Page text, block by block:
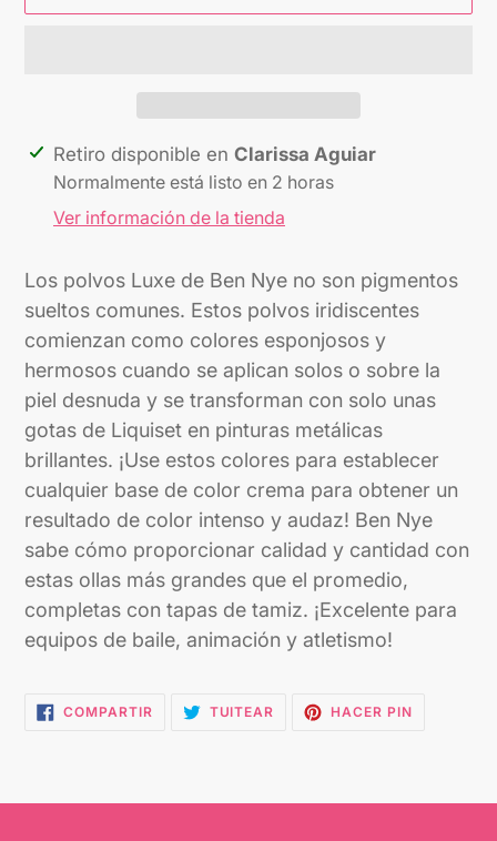
Agregando
producto
carrito
Retiro disponible en Clarissa Aguiar
Normalmente está listo en 2 horas
Ver información de la tienda
Los polvos Luxe de Ben Nye no son pigmentos
sueltos comunes. Estos polvos iridiscentes
comienzan como colores esponjosos y
hermosos cuando se aplican solos o sobre la
piel desnuda y se transforman con solo unas
gotas de Liquiset en pinturas metálicas
brillantes. ¡Use estos colores para establecer
cualquier base de color crema para obtener un
resultado de color intenso y audaz! Ben Nye
sabe cómo proporcionar calidad y cantidad con
estas ollas más grandes que el promedio,
completas con tapas de tamiz. ¡Excelente para
equipos de baile, animación y atletismo!
COMPARTIRCOMPARTIR
EN
TUITEAR TUITEARHACER PINPINEAR
EN